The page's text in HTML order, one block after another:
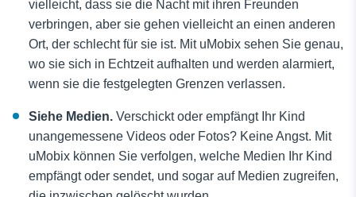
vielleicht, dass sie die Nacht mit ihren Freunden
verbringen, aber sie gehen vielleicht an einen anderen
Ort, der schlecht für sie ist. Mit uMobix sehen Sie genau,
wo sie sich in Echtzeit aufhalten und werden alarmiert,
wenn sie die festgelegten Grenzen verlassen.
Siehe Medien. Verschickt oder empfängt Ihr Kind
unangemessene Videos oder Fotos? Keine Angst. Mit
uMobix können Sie verfolgen, welche Medien Ihr Kind
empfängt oder sendet, und sogar auf Medien zugreifen,